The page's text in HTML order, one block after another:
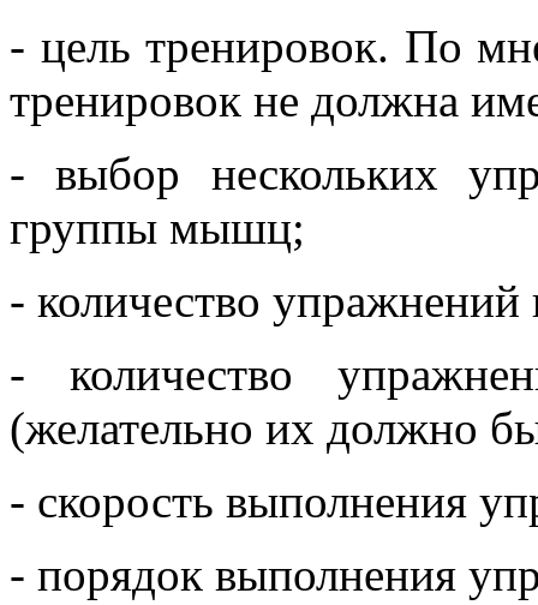
- цель тренировок. По
тренировок не должна
- выбор нескольких
группы мышц;
- количество упражнений
- количество
(желательно их должно
- скорость выполнения
- порядок выполнения